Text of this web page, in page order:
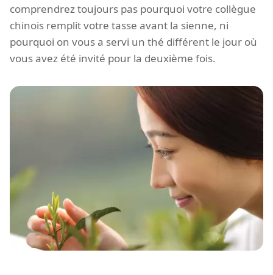
comprendrez toujours pas pourquoi votre collègue
chinois remplit votre tasse avant la sienne, ni
pourquoi on vous a servi un thé différent le jour où
vous avez été invité pour la deuxième fois.